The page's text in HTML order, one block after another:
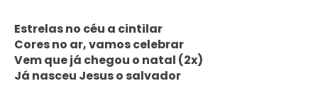
Estrelas no céu a cintilar
Cores no ar, vamos celebrar
Vem que já chegou o natal (2x)
Já nasceu Jesus o salvador